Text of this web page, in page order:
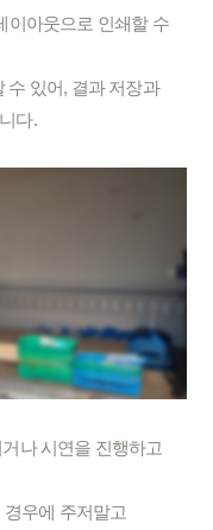
이아웃으로 인쇄할 수
수 있어, 결과 저장과
다.
나 시연을 진행하고
우에 주저말고